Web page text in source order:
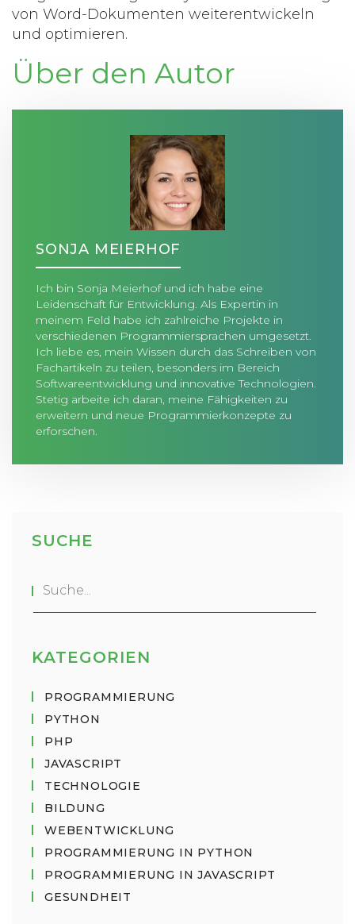
von Word-Dokumenten weiterentwickeln
und optimieren.
Über den Autor
SONJA MEIERHOF
Ich bin Sonja Meierhof und ich habe eine
Leidenschaft für Entwicklung. Als Expertin in
meinem Feld habe ich zahlreiche Projekte in
verschiedenen Programmiersprachen umgesetzt.
Ich liebe es, mein Wissen durch das Schreiben von
Fachartikeln zu teilen, besonders im Bereich
Softwareentwicklung und innovative Technologien.
Stetig arbeite ich daran, meine Fähigkeiten zu
erweitern und neue Programmierkonzepte zu
erforschen.
SUCHE
KATEGORIEN
PROGRAMMIERUNG
PYTHON
PHP
JAVASCRIPT
TECHNOLOGIE
BILDUNG
WEBENTWICKLUNG
PROGRAMMIERUNG IN PYTHON
PROGRAMMIERUNG IN JAVASCRIPT
GESUNDHEIT